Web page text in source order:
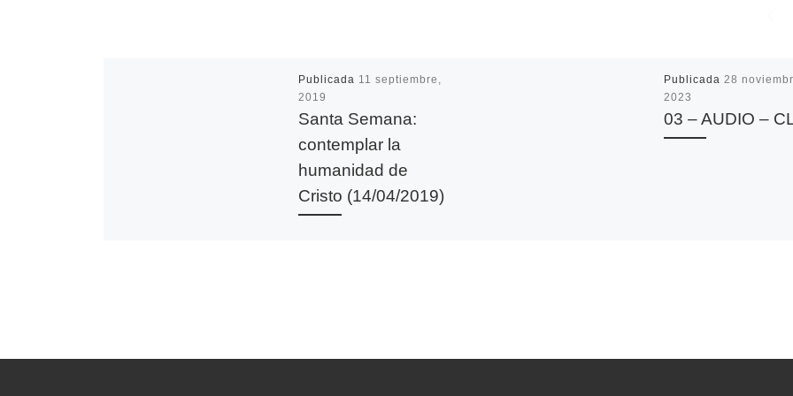
Publicada 11 septiembre,
2019
Santa Semana:
contemplar la
humanidad de
Cristo (14/04/2019)
Publicada 28
2023
03 – AUDIO –